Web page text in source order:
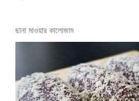
ছানা মাওয়ার কালোজাম